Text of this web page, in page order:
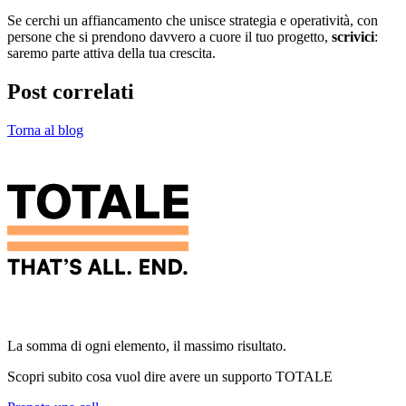
Se cerchi un affiancamento che unisce strategia e operatività, con
persone che si prendono davvero a cuore il tuo progetto, scrivici:
saremo parte attiva della tua crescita.
Post correlati
Torna al blog
La somma di ogni elemento, il massimo risultato.
Scopri subito cosa vuol dire avere un supporto TOTALE